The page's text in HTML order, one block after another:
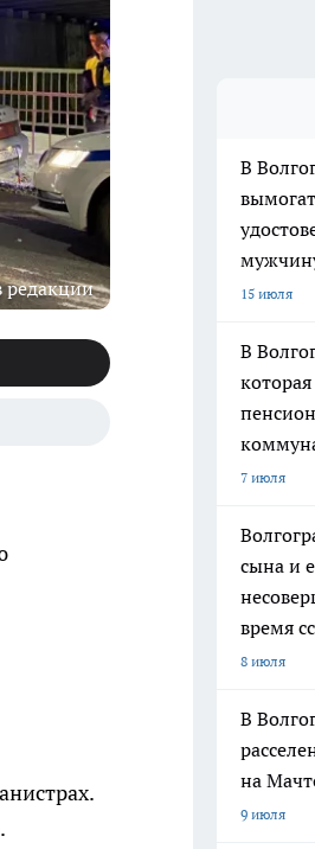
редакции
В
15 июля
В
7 июля
сына и
время
8 июля
В
на
9 июля